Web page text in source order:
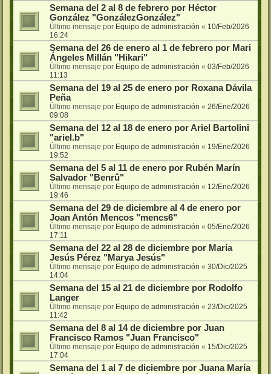
Semana del 2 al 8 de febrero por Héctor
González "GonzálezGonzález"
Último mensaje por Equipo de administración « 10/Feb/2026
16:24
Semana del 26 de enero al 1 de febrero por Mari
Ángeles Millán "Hikari"
Último mensaje por Equipo de administración « 03/Feb/2026
11:13
Semana del 19 al 25 de enero por Roxana Dávila
Peña
Último mensaje por Equipo de administración « 26/Ene/2026
09:08
Semana del 12 al 18 de enero por Ariel Bartolini
"ariel.b"
Último mensaje por Equipo de administración « 19/Ene/2026
19:52
Semana del 5 al 11 de enero por Rubén Marín
Salvador "Benrû"
Último mensaje por Equipo de administración « 12/Ene/2026
19:46
Semana del 29 de diciembre al 4 de enero por
Joan Antón Mencos "mencs6"
Último mensaje por Equipo de administración « 05/Ene/2026
17:11
Semana del 22 al 28 de diciembre por María
Jesús Pérez "Marya Jesús"
Último mensaje por Equipo de administración « 30/Dic/2025
14:04
Semana del 15 al 21 de diciembre por Rodolfo
Langer
Último mensaje por Equipo de administración « 23/Dic/2025
11:42
Semana del 8 al 14 de diciembre por Juan
Francisco Ramos "Juan Francisco"
Último mensaje por Equipo de administración « 15/Dic/2025
17:04
Semana del 1 al 7 de diciembre por Juana María